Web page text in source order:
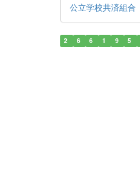
公立学校共済組合
2 6 6 1 9 5